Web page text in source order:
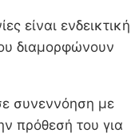
είναι ενδεικτική
διαμορφώνουν
συνεννόηση με
πρόθεσή του για